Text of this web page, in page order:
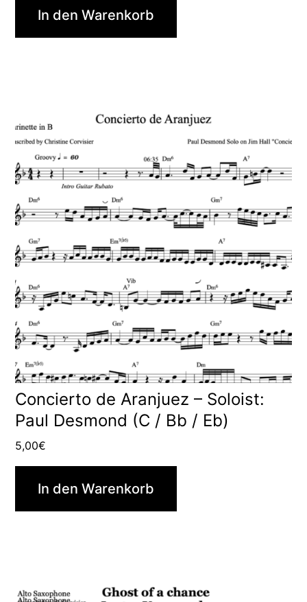
In den Warenkorb
Concierto de Aranjuez – Soloist:
Paul Desmond (C / Bb / Eb)
5,00€
In den Warenkorb